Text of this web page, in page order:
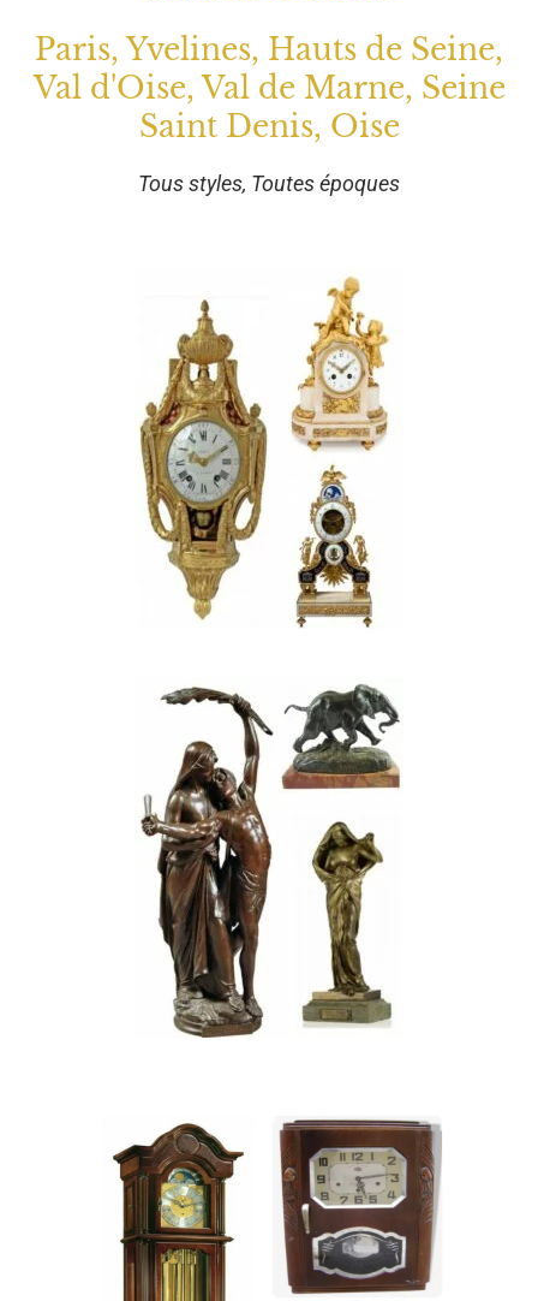
Paris, Yvelines, Hauts de Seine,
Val d'Oise, Val de Marne, Seine
Saint Denis, Oise
Tous styles, Toutes époques